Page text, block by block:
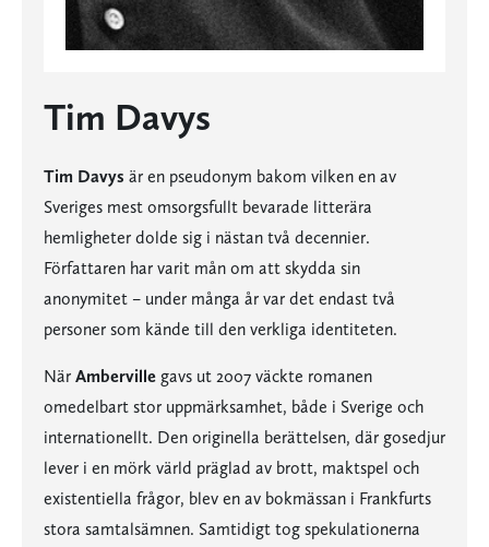
Tim Davys
Tim Davys är en pseudonym bakom vilken en av
Sveriges mest omsorgsfullt bevarade litterära
hemligheter dolde sig i nästan två decennier.
Författaren har varit mån om att skydda sin
anonymitet – under många år var det endast två
personer som kände till den verkliga identiteten.
När Amberville gavs ut 2007 väckte romanen
omedelbart stor uppmärksamhet, både i Sverige och
internationellt. Den originella berättelsen, där gosedjur
lever i en mörk värld präglad av brott, maktspel och
existentiella frågor, blev en av bokmässan i Frankfurts
stora samtalsämnen. Samtidigt tog spekulationerna